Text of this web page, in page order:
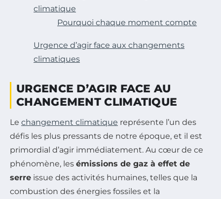
climatique
Pourquoi chaque moment compte
Urgence d’agir face aux changements
climatiques
URGENCE D’AGIR FACE AU
CHANGEMENT CLIMATIQUE
Le changement climatique représente l’un des
défis les plus pressants de notre époque, et il est
primordial d’agir immédiatement. Au cœur de ce
phénomène, les émissions de gaz à effet de
serre issue des activités humaines, telles que la
combustion des énergies fossiles et la